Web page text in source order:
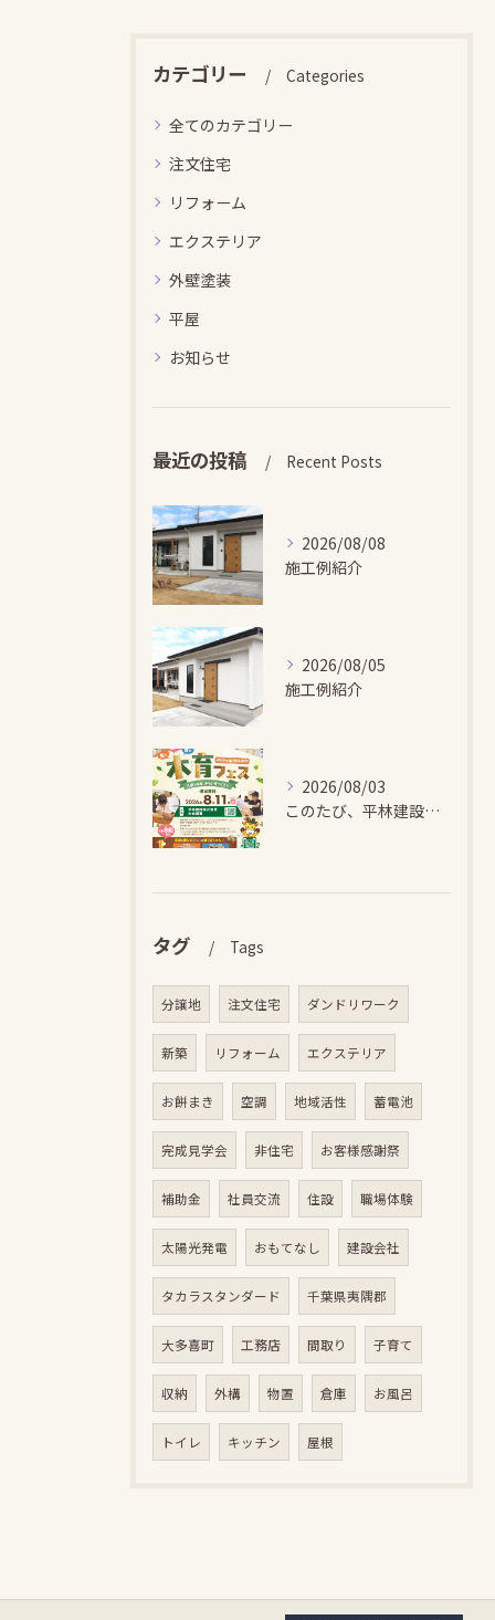
カテゴリー Categories
全てのカテゴリー
注文住宅
リフォーム
エクステリア
外壁塗装
平屋
お知らせ
最近の投稿 Recent Posts
2026/08/08
施工例紹介
2026/08/05
施工例紹介
2026/08/03
このたび、平林建設では、お子さまが木とふれあい・木について学...
タグ Tags
分譲地 注文住宅 ダンドリワーク
新築 リフォーム エクステリア
お餅まき 空調 地域活性 蓄電池
完成見学会 非住宅 お客様感謝祭
補助金 社員交流 住設 職場体験
太陽光発電 おもてなし 建設会社
タカラスタンダード 千葉県夷隅郡
大多喜町 工務店 間取り 子育て
収納 外構 物置 倉庫 お風呂
トイレ キッチン 屋根